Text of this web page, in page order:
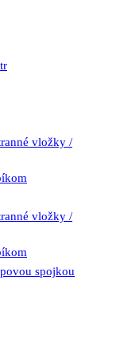
vložky /
vložky /
spojkou